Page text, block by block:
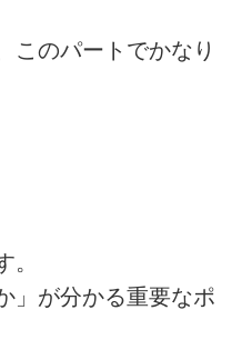
このパートでかなり
。
」が分かる重要なポ